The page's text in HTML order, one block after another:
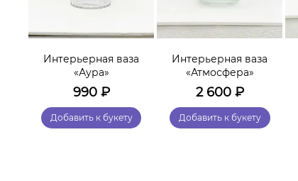
Интерьерная ваза
«Аура»
990₽
Добавить к букету
Интерьерная ваза
«Атмосфера»
2 600₽
Добавить к букету